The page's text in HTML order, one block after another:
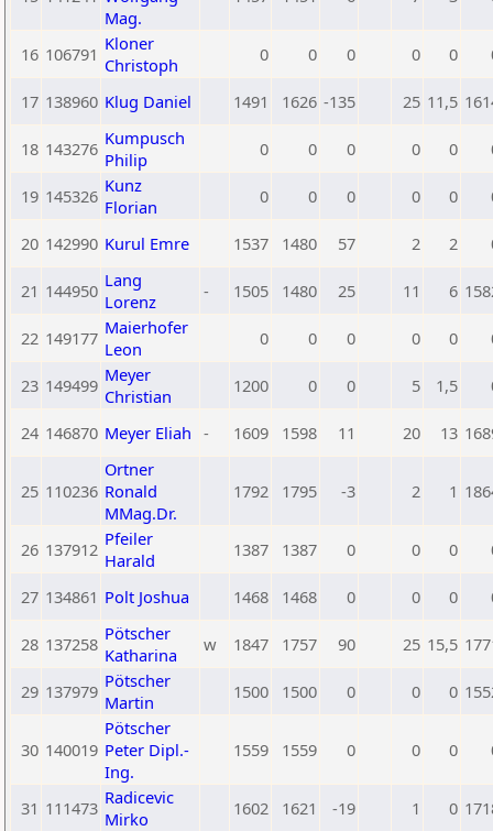
Mag.
16 106791 Kloner
Christoph
0 0 0 0 0
17 138960 Klug Daniel 1491 1626 -135 25 11,5
18 143276 Kumpusch
Philip
0 0 0 0 0
19 145326 Kunz
Florian
0 0 0 0 0
20 142990 Kurul Emre 1537 1480 57 2 2
21 144950 Lang
Lorenz
- 1505 1480 25 11 6
22 149177 Maierhofer
Leon
0 0 0 0 0
23 149499 Meyer
Christian
1200 0 0 5 1,5
24 146870 Meyer Eliah - 1609 1598 11 20 13
25 110236
Ortner
Ronald
MMag.Dr.
1792 1795 -3 2 1
26 137912 Pfeiler
Harald
1387 1387 0 0 0
27 134861 Polt Joshua 1468 1468 0 0 0
28 137258 Pötscher
Katharina
w 1847 1757 90 25 15,5
29 137979 Pötscher
Martin
1500 1500 0 0 0
30 140019
Pötscher
Peter Dipl.-
Ing.
1559 1559 0 0 0
31 111473 Radicevic
Mirko
1602 1621 -19 1 0